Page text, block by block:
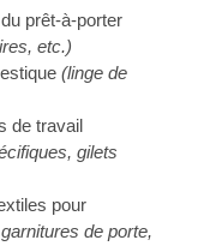
prêt-à-porter
etc.)
(linge de
de travail
gilets
pour
de porte,